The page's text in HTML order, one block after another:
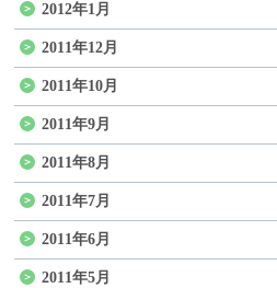
2012年1月
2011年12月
2011年10月
2011年9月
2011年8月
2011年7月
2011年6月
2011年5月